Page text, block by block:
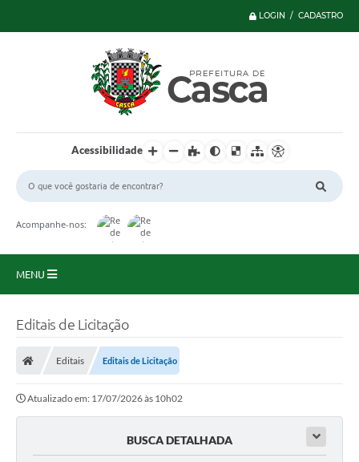
LOGIN / CADASTRO
Acessibilidade
Acompanhe-nos:
MENU
Imprensa
Cidadão
Editais de Licitação
Editais Editais de Licitação
Atualizado em: 17/07/2026 às 10h02
BUSCA DETALHADA